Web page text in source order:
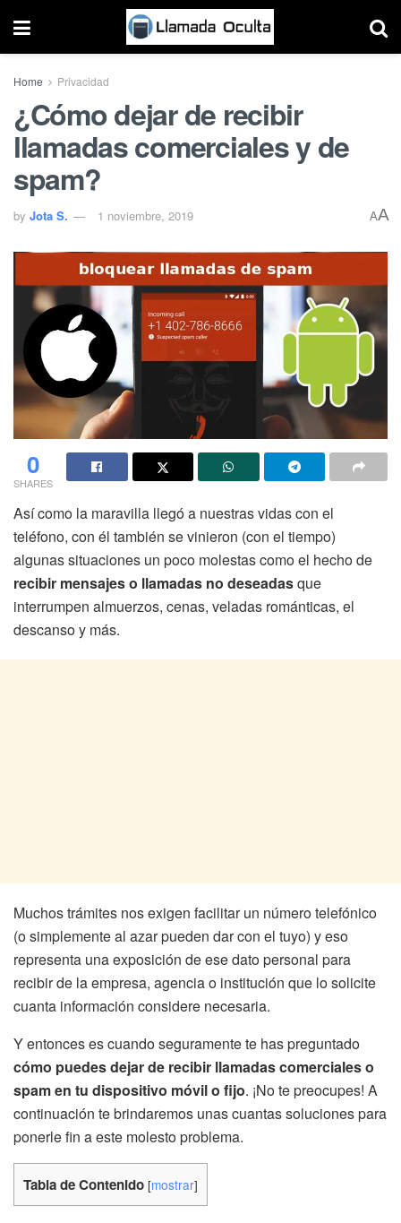
Home Privacidad
¿Cómo dejar de recibir
llamadas comerciales y de
spam?
by Jota S. 1 noviembre, 2019 AA
0
SHARES
Así como la maravilla llegó a nuestras vidas con el
teléfono, con él también se vinieron (con el tiempo)
algunas situaciones un poco molestas como el hecho de
recibir mensajes o llamadas no deseadasque
interrumpen almuerzos, cenas, veladas románticas, el
descanso y más.
Muchos trámites nos exigen facilitar un número telefónico
(o simplemente al azar pueden dar con el tuyo) y eso
representa una exposición de ese dato personal para
recibir de la empresa, agencia o institución que lo solicite
cuanta información considere necesaria.
Y entonces es cuando seguramente te has preguntado
cómo puedes dejar de recibir llamadas comerciales o
spam en tu dispositivo móvil o fijo. ¡No te preocupes! A
continuación te brindaremos unas cuantas soluciones para
ponerle fin a este molesto problema.
Tabla de Contenido [mostrar]